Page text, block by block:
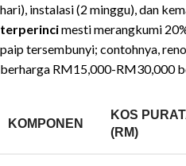
hari), instalasi (2 minggu), dan
terperincimesti merangkumi
paip tersembunyi; contohnya,
berharga RM15,000-RM30,000
KOMPONEN
KOS
(RM)